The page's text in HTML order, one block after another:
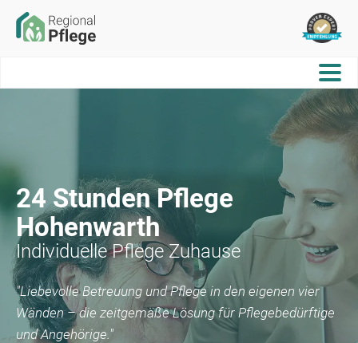
24 Stunden Pflege
Hohenwarth
Individuelle Pflege Zuhause
"Liebevolle Betreuung und Pflege in den eigenen vier
Wänden – die zeitgemäße Lösung für Pflegebedürftige
und Angehörige."